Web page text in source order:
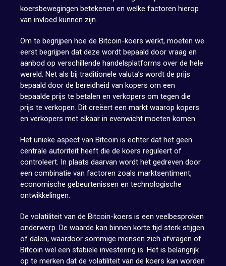
koersbewegingen betekenen en welke factoren hierop
van invloed kunnen zijn.
Om te begrijpen hoe de Bitcoin-koers werkt, moeten we
eerst begrijpen dat deze wordt bepaald door vraag en
aanbod op verschillende handelsplatforms over de hele
wereld. Net als bij traditionele valuta’s wordt de prijs
bepaald door de bereidheid van kopers om een
bepaalde prijs te betalen en verkopers om tegen die
prijs te verkopen. Dit creëert een markt waarop kopers
en verkopers met elkaar in evenwicht moeten komen.
Het unieke aspect van Bitcoin is echter dat het geen
centrale autoriteit heeft die de koers reguleert of
controleert. In plaats daarvan wordt het gedreven door
een combinatie van factoren zoals marktsentiment,
economische gebeurtenissen en technologische
ontwikkelingen.
De volatiliteit van de Bitcoin-koers is een veelbesproken
onderwerp. De waarde kan binnen korte tijd sterk stijgen
of dalen, waardoor sommige mensen zich afvragen of
Bitcoin wel een stabiele investering is. Het is belangrijk
op te merken dat de volatiliteit van de koers kan worden